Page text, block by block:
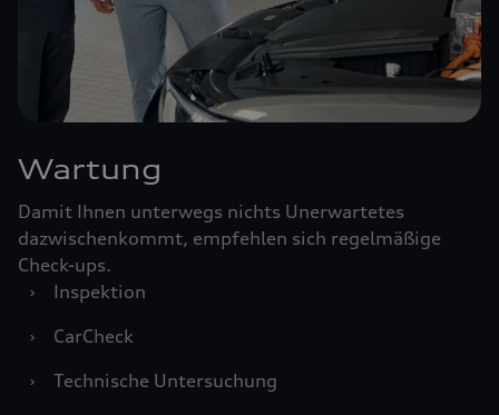
Wartung
Damit Ihnen unterwegs nichts Unerwartetes
dazwischenkommt, empfehlen sich regelmäßige
Check-ups.
›
Inspektion
›
CarCheck
›
Technische Untersuchung